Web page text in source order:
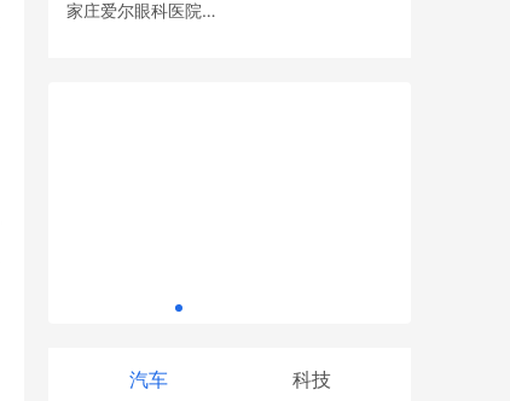
支部开展眼健康义诊
汽车 科技